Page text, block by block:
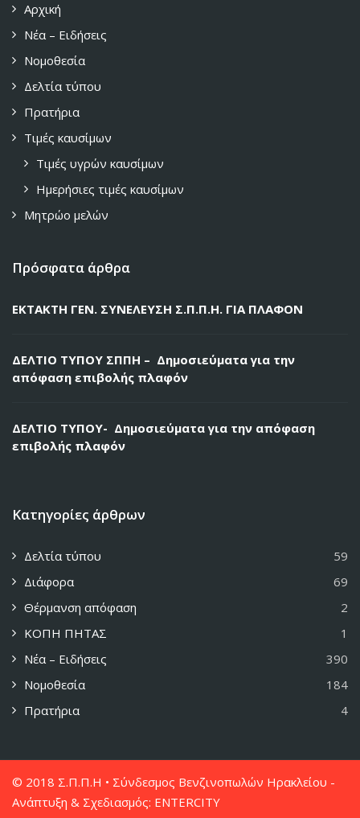
Αρχική
Νέα – Ειδήσεις
Νομοθεσία
Δελτία τύπου
Πρατήρια
Τιμές καυσίμων
Τιμές υγρών καυσίμων
Ημερήσιες τιμές καυσίμων
Μητρώο μελών
Πρόσφατα άρθρα
ΕΚΤΑΚΤΗ ΓΕΝ. ΣΥΝΕΛΕΥΣΗ Σ.Π.Π.Η. ΓΙΑ ΠΛΑΦΟΝ
ΔΕΛΤΙΟ ΤΥΠΟΥ ΣΠΠΗ – Δημοσιεύματα για την
απόφαση επιβολής πλαφόν
ΔΕΛΤΙΟ ΤΥΠΟΥ- Δημοσιεύματα για την απόφαση
επιβολής πλαφόν
Κατηγορίες άρθρων
Δελτία τύπου
59
Διάφορα
69
Θέρμανση απόφαση
2
ΚΟΠΗ ΠΗΤΑΣ
1
Νέα – Ειδήσεις
390
Νομοθεσία
184
Πρατήρια
4
© 2018 Σ.Π.Π.Η • Σύνδεσμος Βενζινοπωλών Ηρακλείου -
Ανάπτυξη & Σχεδιασμός: ENTERCITY